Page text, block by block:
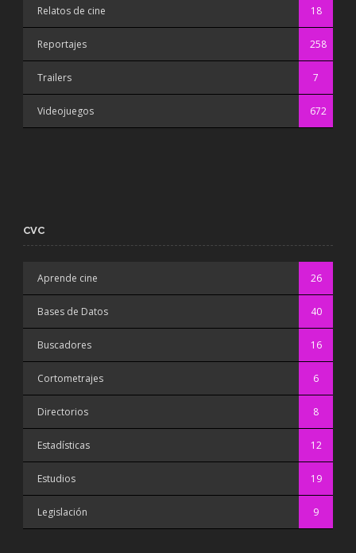
Relatos de cine 18
Reportajes 258
Trailers 7
Videojuegos 672
CVC
Aprende cine 26
Bases de Datos 40
Buscadores 16
Cortometrajes 6
Directorios 8
Estadísticas 12
Estudios 19
Legislación 9